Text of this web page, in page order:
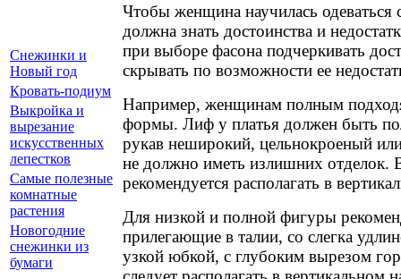
Чтобы женщина научилась одеваться
должна знать достоинства и
при выборе фасона подчеркивать
скрывать по возможности ее
Например, женщинам полным
формы. Лиф у платья должен быть
рукав неширокий, цельнокроеный
не должно иметь излишних отделок.
рекомендуется располагать в
Для низкой и полной фигуры
прилегающие в талии, со слегка
узкой юбкой, с глубоким вырезом
Снежинки и
Новый год
Кровать-подиум
Выкройка и
вырезание
искусственных
лепестков
Самые полезные
комнатные
растения
Новогодние
снежинки из
бумаги